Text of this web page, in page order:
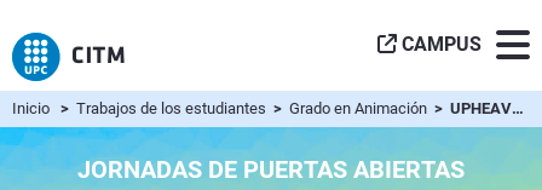
CAMPUS
Inicio > Trabajos de los estudiantes > Grado en Animación > UPHEAVAL
JORNADAS DE PUERTAS ABIERTAS